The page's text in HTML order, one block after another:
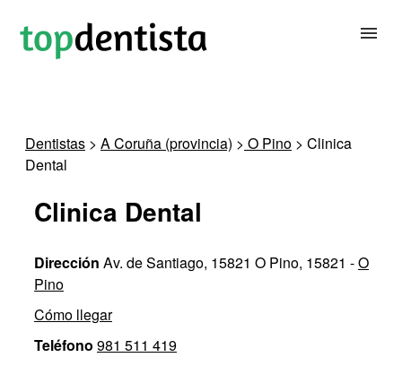
PARA CLÍNICAS DENTALES
CONTACTAR
Dentistas > A Coruña (provincia) > O Pino > Clinica
Dental
Clinica Dental
Dirección Av. de Santiago, 15821 O Pino, 15821 -O
Pino
Cómo llegar
Teléfono 981 511 419